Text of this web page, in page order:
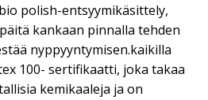
polish-entsyymikäsittely,
kankaan pinnalla tehden
nyppyyntymisen.kaikilla
100- sertifikaatti, joka takaa
kemikaaleja ja on